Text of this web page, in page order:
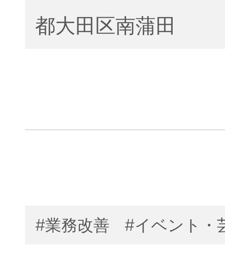
都大田区南蒲田
#業務改善 #イベント・